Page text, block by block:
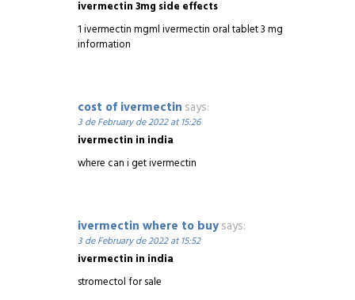
ivermectin 3mg side effects
1 ivermectin mgml ivermectin oral tablet 3 mg
information
cost of ivermectin says:
3 de February de 2022 at 15:26
ivermectin in india
where can i get ivermectin
ivermectin where to buysays:
3 de February de 2022 at 15:52
ivermectin in india
stromectol for sale